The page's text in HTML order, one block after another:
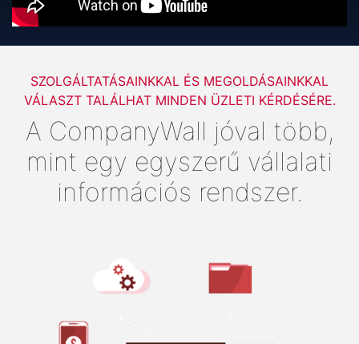
SZOLGÁLTATÁSAINKKAL ÉS MEGOLDÁSAINKKAL
VÁLASZT TALÁLHAT MINDEN ÜZLETI KÉRDÉSÉRE.
A CompanyWall jóval több,
mint egy egyszerű vállalati
információs rendszer.